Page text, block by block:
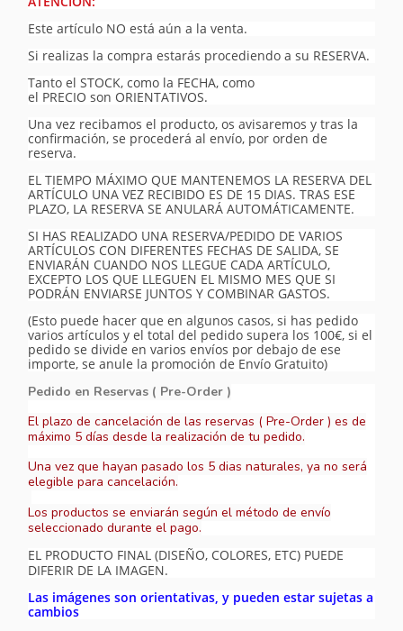
Este artículo NO está aún a la venta.
Si realizas la compra estarás procediendo a su RESERVA.
Tanto el STOCK, como la FECHA, como
el PRECIO son ORIENTATIVOS.
Una vez recibamos el producto, os avisaremos y tras la
confirmación, se procederá al envío, por orden de
reserva.
EL TIEMPO MÁXIMO QUE MANTENEMOS LA RESERVA DEL
ARTÍCULO UNA VEZ RECIBIDO ES DE 15 DIAS. TRAS ESE
PLAZO, LA RESERVA SE ANULARÁ AUTOMÁTICAMENTE.
SI HAS REALIZADO UNA RESERVA/PEDIDO DE VARIOS
ARTÍCULOS CON DIFERENTES FECHAS DE SALIDA, SE
ENVIARÁN CUANDO NOS LLEGUE CADA ARTÍCULO,
EXCEPTO LOS QUE LLEGUEN EL MISMO MES QUE SI
PODRÁN ENVIARSE JUNTOS Y COMBINAR GASTOS.
(Esto puede hacer que en algunos casos, si has pedido
varios artículos y el total del pedido supera los 100€, si el
pedido se divide en varios envíos por debajo de ese
importe, se anule la promoción de Envío Gratuito)
Pedido en Reservas ( Pre-Order )
El plazo de cancelación de las reservas ( Pre-Order ) es de
máximo 5 días desde la realización de tu pedido.
Una vez que hayan pasado los 5 dias naturales, ya no será
elegible para cancelación.
Los productos se enviarán según el método de envío
seleccionado durante el pago.
EL PRODUCTO FINAL (DISEÑO, COLORES, ETC) PUEDE
DIFERIR DE LA IMAGEN.
Las imágenes son orientativas, y pueden estar sujetas a
cambios